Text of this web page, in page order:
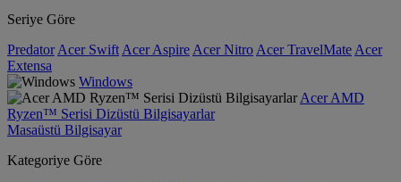
Seriye Göre
Predator Acer Swift Acer Aspire Acer Nitro Acer TravelMate Acer
Extensa
Windows
Acer AMD
Ryzen™ Serisi Dizüstü Bilgisayarlar
Masaüstü Bilgisayar
Kategoriye Göre